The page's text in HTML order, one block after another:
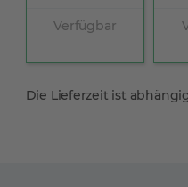
Verfügbar
Die Lieferzeit ist